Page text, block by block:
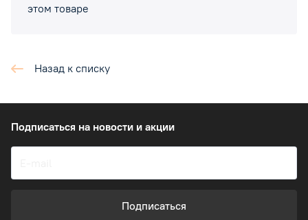
этом товаре
Назад к списку
Подписаться на новости и акции
Подписаться